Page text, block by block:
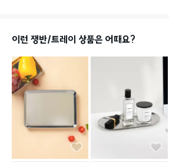
이런 쟁반/트레이 상품은 어때요?